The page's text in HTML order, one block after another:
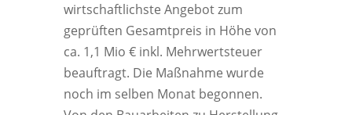
wirtschaftlichste Angebot zum
geprüften Gesamtpreis in Höhe von
ca. 1,1 Mio € inkl. Mehrwertsteuer
beauftragt. Die Maßnahme wurde
noch im selben Monat begonnen.